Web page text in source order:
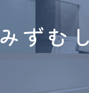
みずむ